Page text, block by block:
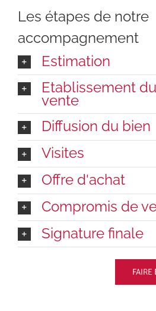
Les étapes de notre
accompagnement
Estimation
Etablissement
vente
Diffusion du bien
Visites
Offre d'achat
Compromis de
Signature finale
FAIRE